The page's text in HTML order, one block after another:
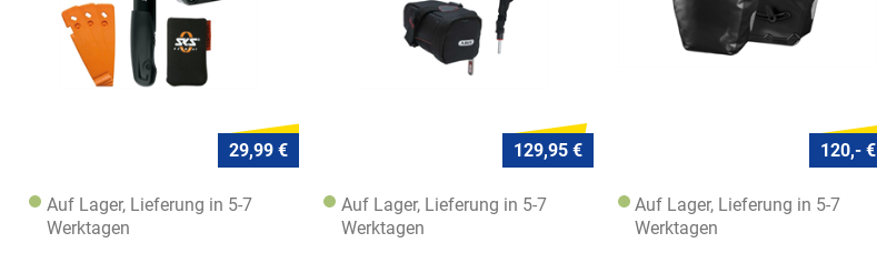
29,99 €
Auf Lager, Lieferung in 5-7
Werktagen
129,95 €
Auf Lager, Lieferung in 5-7
Werktagen
120,- €
Auf Lager, Lieferung in 5-7
Werktagen